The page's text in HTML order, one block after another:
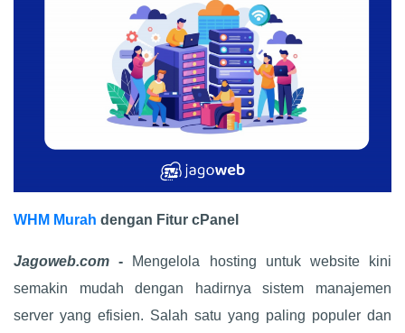
WHM Murah dengan Fitur cPanel
Jagoweb.com - Mengelola hosting untuk website kini
semakin mudah dengan hadirnya sistem manajemen
server yang efisien. Salah satu yang paling populer dan